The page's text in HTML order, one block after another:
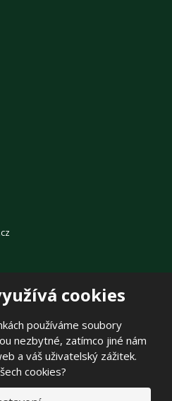
cookies
používáme soubory
nezbytné, zatímco jiné nám
a váš uživatelský zážitek.
cookies?
osobních údajů| Mapa stránek